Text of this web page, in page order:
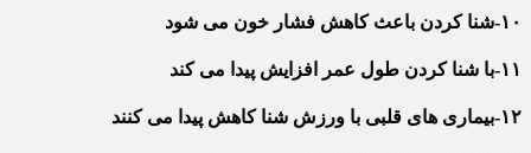
۱۰-شنا کردن باعث کاهش فشار خون می شود
۱۱-با شنا کردن طول عمر افزایش پیدا می کند
۱۲-بیماری های قلبی با ورزش شنا کاهش پیدا می کنند